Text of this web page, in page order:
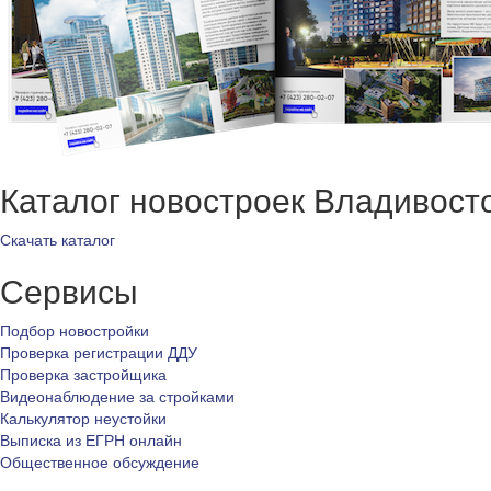
Каталог новостроек
Скачать каталог
Сервисы
Подбор новостройки
Проверка регистрации ДДУ
Проверка застройщика
Видеонаблюдение за стройками
Калькулятор неустойки
Выписка из ЕГРН онлайн
Общественное обсуждение